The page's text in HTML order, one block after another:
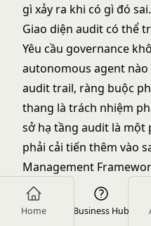
Home Business Hub
gì xảy ra khi có gì đó
Giao diện audit có thể
Yêu cầu governance
autonomous agent
audit trail, ràng buộc
thang là trách nhiệm
sở hạ tầng audit là một
phải cải tiến thêm vào
Management
lập bản đồ, đo lường
cốt lõi của triển khai AI